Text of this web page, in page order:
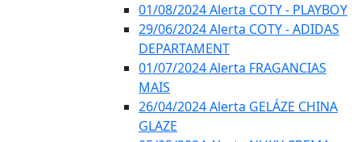
01/08/2024 Alerta COTY - PLAYBOY
29/06/2024 Alerta COTY - ADIDAS
DEPARTAMENT
01/07/2024 Alerta FRAGANCIAS
MAIS
26/04/2024 Alerta GELÁZE CHINA
GLAZE